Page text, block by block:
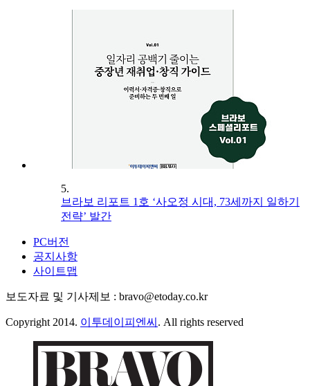
5.
브라보 리포트 1호 ‘사오정 시대, 73세까지 일하기
전략’ 발간
PC버전
공지사항
사이트맵
보도자료 및 기사제보 : bravo@etoday.co.kr
Copyright 2014. 이투데이피엔씨 . All rights reserved